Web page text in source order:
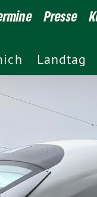
Presse
Landtag